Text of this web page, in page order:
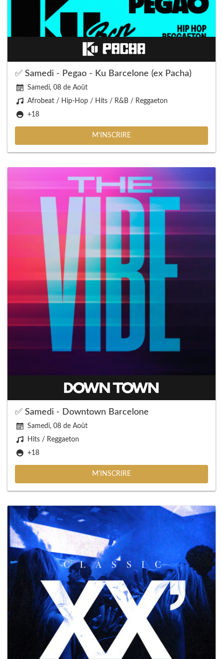
✅ Samedi - Pegao - Ku Barcelone (ex Pacha)
Samedi, 08 de Août
Afrobeat / Hip-Hop / Hits / R&B / Reggaeton
+18
M'INSCRIRE
✅ Samedi - Downtown Barcelone
Samedi, 08 de Août
Hits / Reggaeton
+18
M'INSCRIRE